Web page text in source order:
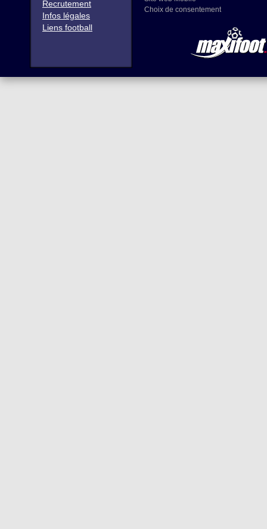
Recrutement
Infos légales
Liens football
Choix de consentement